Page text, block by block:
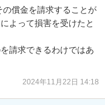
償金を請求することが
よって損害を受けたと
請求できるわけではあ
2024年11月22日 14:18